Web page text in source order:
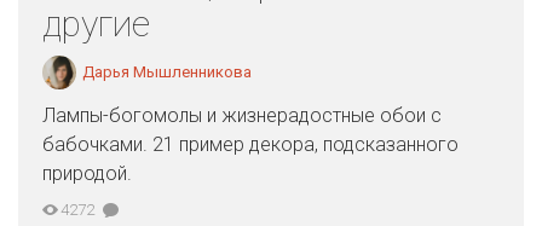
другие
Дарья Мышленникова
Лампы-богомолы и жизнерадостные обои с
бабочками. 21 пример декора, подсказанного
природой.
4272